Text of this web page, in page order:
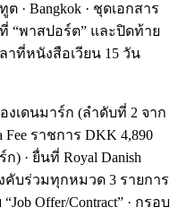
ต · Bangkok · ชุดเอกสาร
“พาสปอร์ต” และปิดท้าย
ลาที่หนังสือเวียน 15 วัน
องเดนมาร์ก (ลำดับที่ 2 จาก
ราชการ DKK 4,890
) · ยื่นที่ Royal Danish
คับร่วมทุกหมวด 3 รายการ
Offer/Contract” · กรอบ